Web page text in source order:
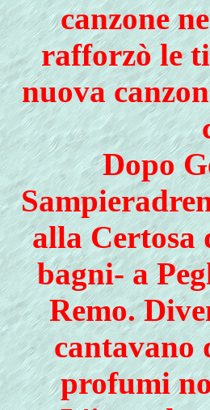
canzone
rafforzò le
nuova
Dopo
alla Certosa
bagni- a
Remo.
cantavano
profumi